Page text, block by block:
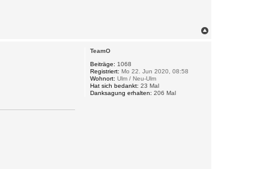
TeamO
Beiträge: 1068
Registriert: Mo 22. Jun 2020, 08:58
Wohnort: Ulm / Neu-Ulm
Hat sich bedankt: 23 Mal
Danksagung erhalten: 206 Mal